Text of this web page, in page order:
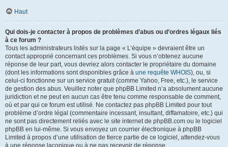
Haut
Qui dois-je contacter à propos de problèmes d’abus ou d’ordres légaux liés
à ce forum ?
Tous les administrateurs listés sur la page « L’équipe » devraient être un
contact approprié concernant ces problèmes. Si vous n’obtenez aucune
réponse de leur part, vous devriez alors contacter le propriétaire du domaine
(dont les informations sont disponibles grâce à une requête WHOIS), ou, si
celui-ci fonctionne sur un service gratuit (comme Yahoo, Free, etc.), le service
de gestion des abus. Veuillez noter que phpBB Limited n’a absolument aucune
juridiction et ne peut en aucun cas être tenu comme responsable de comment,
où et par qui ce forum est utilisé. Ne contactez pas phpBB Limited pour tout
problème d’ordre légal (commentaire incessant, insultant, diffamatoire, etc.) qui
ne sont pas directement reliés avec le site internet de phpBB.com ou le logiciel
phpBB en lui-même. Si vous envoyez un courrier électronique à phpBB
Limited à propos d’une utilisation de tierce partie de ce logiciel, attendez-vous
à une réponse laconique ou à ne pas recevoir de réponse.